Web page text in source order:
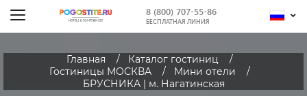
8 (800) 707-55-86
БЕСПЛАТНАЯ ЛИНИЯ
Главная
Каталог гостиниц
Гостиницы МОСКВА
Мини отели
БРУСНИКА | м. Нагатинская